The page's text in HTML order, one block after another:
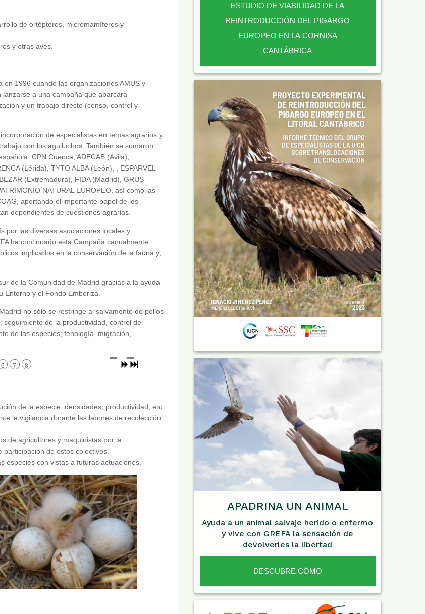
de ortópteros, micromamíferos y
y otras aves.
1996 cuando las organizaciones AMUS y
a una campaña que abarcará
y un trabajo directo (censo, control y
de especialistas en temas agrarios y
con los aguiluchos. También se sumaron
CPN Cuenca, ADECAB (Ávila),
(Lérida), TYTO ALBA (León), , ESPARVEL
(Extremadura), FIDA (Madrid), GRUS
NATURAL EUROPEO, así como las
aportando el importante papel de los
dependientes de cuestiones agrarias.
por las diversas asociaciones locales y
ha continuado esta Campaña canualmente
implicados en la conservación de la fauna y,
de la Comunidad de Madrid gracias a la ayuda
Entorno y el Fondo Emberiza.
no sólo se restringe al salvamento de pollos
de la productividad, control de
de las especies; fenología, migración,
6 7 8
de la especie, densidades, productividad, etc.
la vigilancia durante las labores de recolección
de agricultores y maquinistas por la
de estos colectivos.
especies con vistas a futuras actuaciones.
ESTUDIO DE VIABILIDAD DE LA
REINTRODUCCIÓN DEL PIGARGO
EUROPEO EN LA CORNISA
CANTÁBRICA
APADRINA UN ANIMAL
Ayuda a un animal salvaje herido o enfermo
y vive con GREFA la sensación de
devolverles la libertad
DESCUBRE CÓMO